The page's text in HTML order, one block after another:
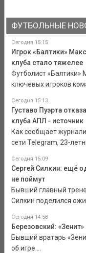
ФУТБОЛЬНЫЕ
Сегодня 15:15
Игрок «Балтики»
клуба стало тяжелее
Футболист «Балтики»
ключевых игроков
Сегодня 15:13
Густаво Пуэрта
клуба АПЛ - источник
Как сообщает
сети Telegram, 23-
Сегодня 15:09
Сергей Силкин: ещё
не поймут
Бывший главный
Силкин поделился
Сегодня 14:58
Березовский:
Бывший вратарь
об игре ...